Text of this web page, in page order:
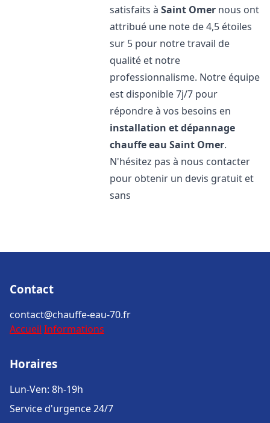
satisfaits àSaint Omer nous ont
attribué une note de 4,5 étoiles
sur 5 pour notre travail de
qualité et notre
professionnalisme. Notre équipe
est disponible 7j/7 pour
répondre à vos besoins en
installation et dépannage
chauffe eau Saint Omer.
N'hésitez pas à nous contacter
pour obtenir un devis gratuit et
sans
Contact
contact@chauffe-eau-70.fr
Accueil Informations
Horaires
Lun-Ven: 8h-19h
Service d'urgence 24/7